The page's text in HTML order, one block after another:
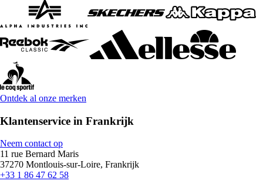
Ontdek al onze merken
Klantenservice in Frankrijk
Neem contact op
11 rue Bernard Maris
37270 Montlouis-sur-Loire, Frankrijk
+33 1 86 47 62 58